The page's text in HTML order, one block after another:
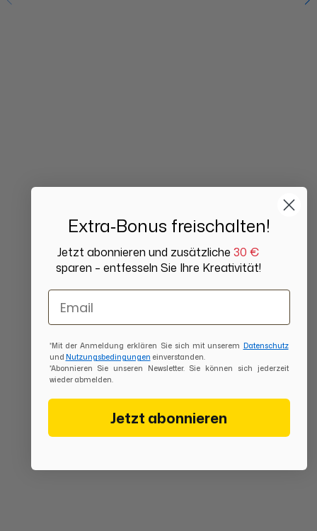
Extra‑Bonus freischalten!
Jetzt abonnieren und zusätzliche 30 €
sparen – entfesseln Sie Ihre Kreativität!
Email
*Mit der Anmeldung erklären Sie sich mit unserem Datenschutz
und Nutzungsbedingungen einverstanden.
*Abonnieren Sie unseren Newsletter. Sie können sich jederzeit
wieder abmelden.
Jetzt abonnieren